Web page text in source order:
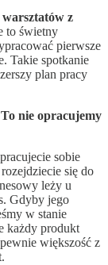
z
to świetny
pierwsze
Takie spotkanie
plan pracy
To nie opracujemy
sobie
się do
leży u
Gdyby jego
w stanie
każdy produkt
większość z